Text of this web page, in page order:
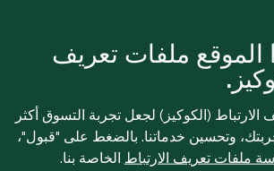
الموقع ملفات تعريف
(الكوكيز) لجعل تجربة التسوق أكثر
وتحسين خدماتنا. بالضغط على "قبول"،
ملفات تعريف الارتباط الخاصة بنا.